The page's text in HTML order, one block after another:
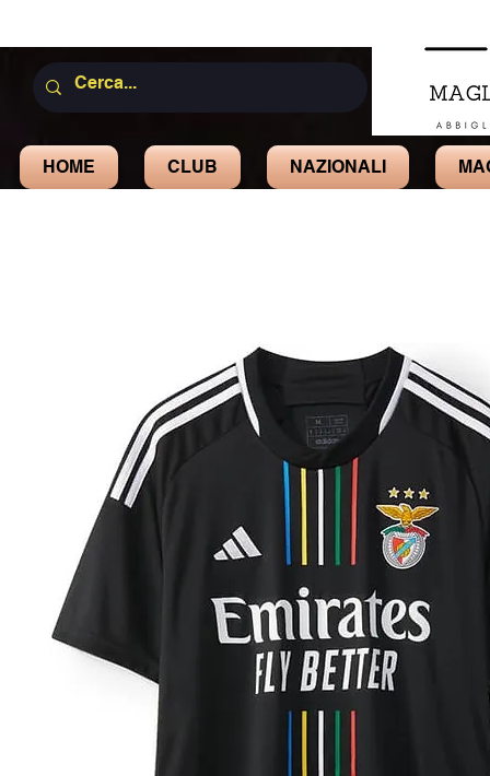
HOME CLUB NAZIONALI